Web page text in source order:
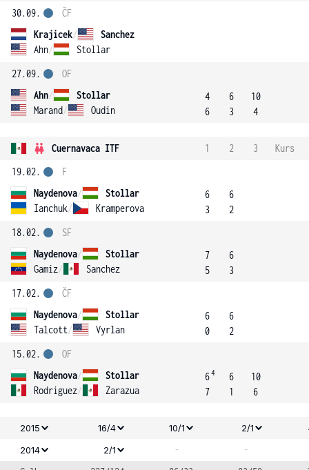
30.09.
Krajicek/
Sanchez
Ahn/ Stollar
ČF
27.09.
Ahn/
Stollar
Marand/ Oudin
OF
4
6
6
3
10
4
Cuernavaca ITF 1 2 3
Kurs
19.02.
Naydenova/
Stollar
Ianchuk/ Kramperova
F
6
3
6
2
18.02.
Naydenova/
Stollar
Gamiz/ Sanchez
SF
7
5
6
3
17.02.
Naydenova/
Stollar
Talcott/ Vyrlan
ČF
6
0
6
2
15.02.
Naydenova/
Stollar
Rodriguez/ Zarazua
OF
64
7
6
1
10
6
2015 16/4 10/1 2/1
2014
2/1 -
-